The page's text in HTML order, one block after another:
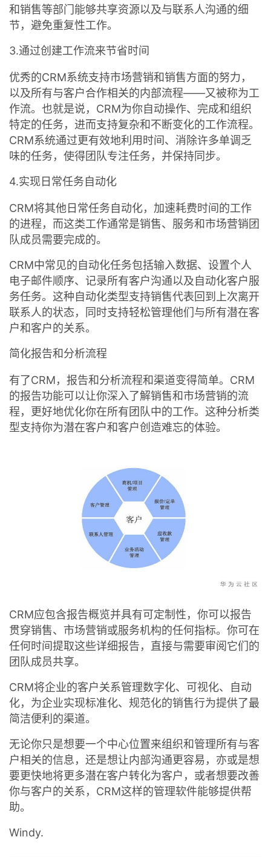
和销售等部门能够共享资源以及与联系人沟通的细
节，避免重复性工作。
3.通过创建工作流来节省时间
优秀的CRM系统支持市场营销和销售方面的努力，
以及所有与客户合作相关的内部流程——又被称为工
作流。也就是说，CRM为你自动操作、完成和组织
特定的任务，进而支持复杂和不断变化的工作流程。
CRM系统通过更有效地利用时间、消除许多单调乏
味的任务，使得团队专注任务，并保持同步。
4.实现日常任务自动化
CRM将其他日常任务自动化，加速耗费时间的工作
的进程，而这类工作通常是销售、服务和市场营销团
队成员需要完成的。
CRM中常见的自动化任务包括输入数据、设置个人
电子邮件顺序、记录所有客户沟通以及自动化客户服
务任务。这种自动化类型支持销售代表回到上次离开
联系人的状态，同时支持轻松管理他们与所有潜在客
户和客户的关系。
简化报告和分析流程
有了CRM，报告和分析流程和渠道变得简单。CRM
的报告功能可以让你深入了解销售和市场营销的流
程，更好地优化你在所有团队中的工作。这种分析类
型支持你为潜在客户和客户创造难忘的体验。
CRM应包含报告概览并具有可定制性，你可以报告
贯穿销售、市场营销或服务机构的任何指标。你可在
任何时间提取这些详细报告，直接与需要审阅它们的
团队成员共享。
CRM将企业的客户关系管理数字化、可视化、自动
化，为企业实现标准化、规范化的销售行为提供了最
简洁便利的渠道。
无论你只是想要一个中心位置来组织和管理所有与客
户相关的信息，还是想让内部沟通更容易，亦或是想
要更快地将更多潜在客户转化为客户，或者想要改善
你与客户的关系，CRM这样的管理软件能够提供帮
助。
Windy.